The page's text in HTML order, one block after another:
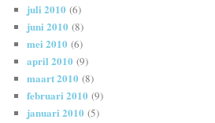
juli 2010 (6)
juni 2010 (8)
mei 2010 (6)
april 2010 (9)
maart 2010 (8)
februari 2010 (9)
januari 2010 (5)